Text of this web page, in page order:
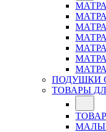
ПОДУШКИ
ТОВАРЫ